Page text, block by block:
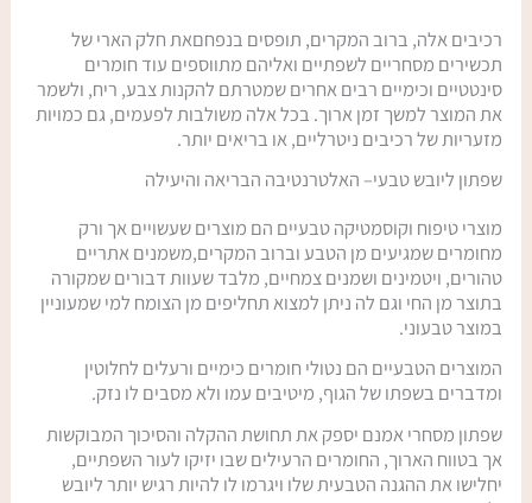
רכיבים אלה, ברוב המקרים, תופסים בנפחםאת חלק הארי של
תכשירים מסחריים לשפתיים ואליהם מתווספים עוד חומרים
סינטטיים וכימיים רבים אחרים שמטרתם להקנות צבע, ריח, ולשמר
את המוצר למשך זמן ארוך. בכל אלה משולבות לפעמים, גם כמויות
מזעריות של רכיבים ניטרליים, או בריאים יותר.
שפתון ליובש טבעי– האלטרנטיבה הבריאה והיעילה
מוצרי טיפוח וקוסמטיקה טבעיים הם מוצרים שעשויים אך ורק
מחומרים שמגיעים מן הטבע וברוב המקרים,משמנים אתריים
טהורים, ויטמינים ושמנים צמחיים, מלבד שעוות דבורים שמקורה
בתוצר מן החי וגם לה ניתן למצוא תחליפים מן הצומח למי שמעוניין
במוצר טבעוני.
המוצרים הטבעיים הם נטולי חומרים כימיים ורעלים לחלוטין
ומדברים בשפתו של הגוף, מיטיבים עמו ולא מסבים לו נזק.
שפתון מסחרי אמנם יספק את תחושת ההקלה והסיכוך המבוקשות
אך בטווח הארוך, החומרים הרעילים שבו יזיקו לעור השפתיים,
יחלישו את ההגנה הטבעית שלו ויגרמו לו להיות רגיש יותר ליובש
בואי נהיה חברות !
אני מזמינה אותך להצטרף למועדון החברות החדש והשווה שלי
(ועוד מלא הפתעות ודברים שווים בהמשך)